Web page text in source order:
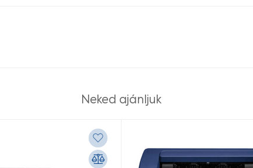
Neked ajánljuk